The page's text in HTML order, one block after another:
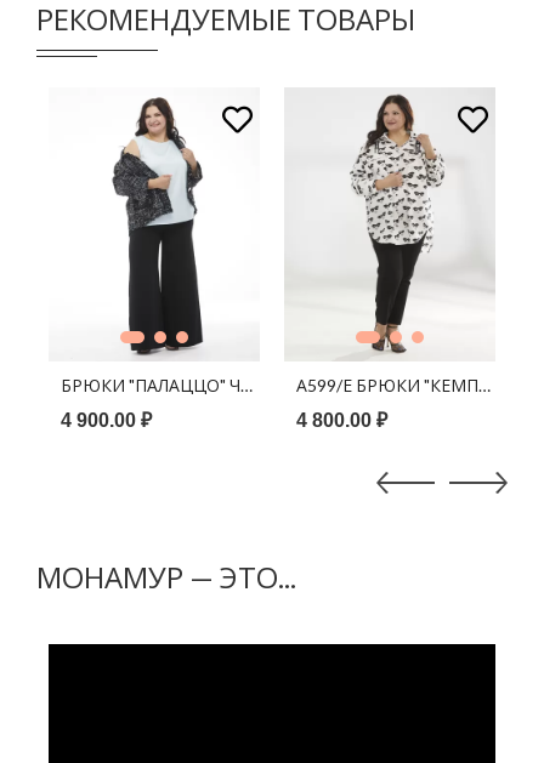
РЕКОМЕНДУЕМЫЕ ТОВАРЫ
В КОРЗИНУ
БРЮКИ "ПАЛАЦЦО" ЧЕРНЫЙ
4 900.00 ₽
В КОРЗИНУ
А599/Е БРЮКИ "КЕМП"
4 800.00 ₽
МОНАМУР — ЭТО...